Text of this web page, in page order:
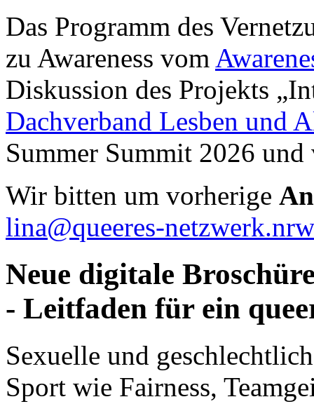
Das Programm des
zu Awareness vom
Diskussion des Projekts
Dachverband Lesben und
Summer Summit 2026 und
Wir bitten um vorherige
lina@queeres-netzwerk.nrw
Neue digitale
- Leitfaden für ein
Sexuelle und
Sport wie Fairness,